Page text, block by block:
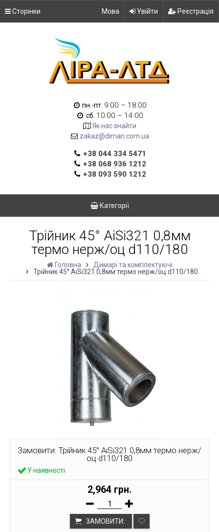
Сторінки Мова Увійти Реєстрація
пн.-пт. 9:00 – 18:00
сб. 10:00 – 14:00
Як нас знайти
zakaz@dimari.com.ua
+38 044 334 5471
+38 068 936 1212
+38 093 590 1212
Категорії
Трійник 45° AiSi321 0,8мм
термо нерж/оц d110/180
Головна
Димарі та комплектуючі
Трійник 45° AiSi321 0,8мм термо нерж/оц d110/180
Замовити: Трійник 45° AiSi321 0,8мм термо нерж/
оц d110/180
У наявності
2,964 грн.
ЗАМОВИТИ: